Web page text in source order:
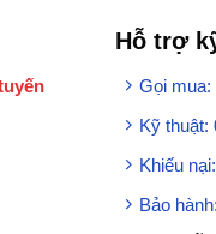
Hỗ trợ
Gọi mua:
Kỹ thuật:
Khiếu
Bảo